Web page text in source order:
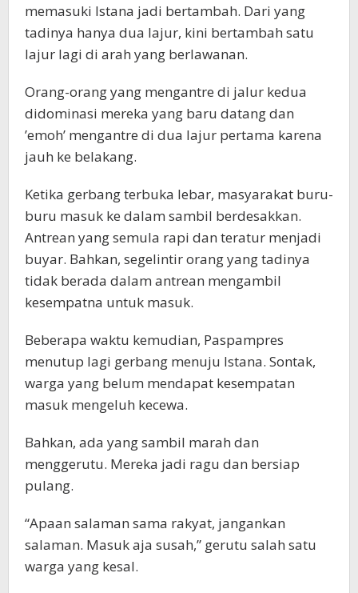
memasuki Istana jadi bertambah. Dari yang
tadinya hanya dua lajur, kini bertambah satu
lajur lagi di arah yang berlawanan.
Orang-orang yang mengantre di jalur kedua
didominasi mereka yang baru datang dan
’emoh’ mengantre di dua lajur pertama karena
jauh ke belakang.
Ketika gerbang terbuka lebar, masyarakat buru-
buru masuk ke dalam sambil berdesakkan.
Antrean yang semula rapi dan teratur menjadi
buyar. Bahkan, segelintir orang yang tadinya
tidak berada dalam antrean mengambil
kesempatna untuk masuk.
Beberapa waktu kemudian, Paspampres
menutup lagi gerbang menuju Istana. Sontak,
warga yang belum mendapat kesempatan
masuk mengeluh kecewa.
Bahkan, ada yang sambil marah dan
menggerutu. Mereka jadi ragu dan bersiap
pulang.
“Apaan salaman sama rakyat, jangankan
salaman. Masuk aja susah,” gerutu salah satu
warga yang kesal.